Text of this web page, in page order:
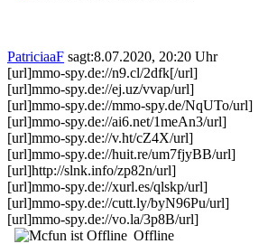
PatriciaaF sagt:8.07.2020, 20:20 Uhr
[url]mmo-spy.de://n9.cl/2dfk[/url]
[url]mmo-spy.de://ej.uz/vvap/url]
[url]mmo-spy.de://mmo-spy.de/NqUTo/url]
[url]mmo-spy.de://ai6.net/1meAn3/url]
[url]mmo-spy.de://v.ht/cZ4X/url]
[url]mmo-spy.de://huit.re/um7fjyBB/url]
[url]http://slnk.info/zp82n/url]
[url]mmo-spy.de://xurl.es/qlskp/url]
[url]mmo-spy.de://cutt.ly/byN96Pu/url]
[url]mmo-spy.de://vo.la/3p8B/url]
Offline